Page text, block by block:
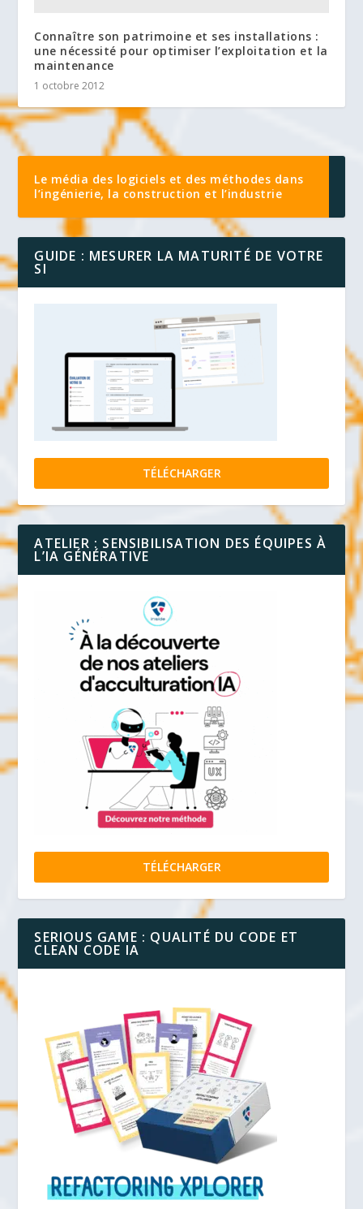
Connaître son patrimoine et ses installations :
une nécessité pour optimiser l’exploitation et la
maintenance
1 octobre 2012
Le média des logiciels et des méthodes dans
l’ingénierie, la construction et l’industrie
GUIDE : MESURER LA MATURITÉ DE VOTRE
SI
TÉLÉCHARGER
ATELIER : SENSIBILISATION DES ÉQUIPES À
L’IA GÉNÉRATIVE
TÉLÉCHARGER
SERIOUS GAME : QUALITÉ DU CODE ET
CLEAN CODE IA